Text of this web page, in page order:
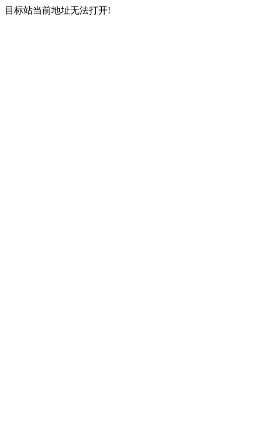
目标站当前地址无法打开!